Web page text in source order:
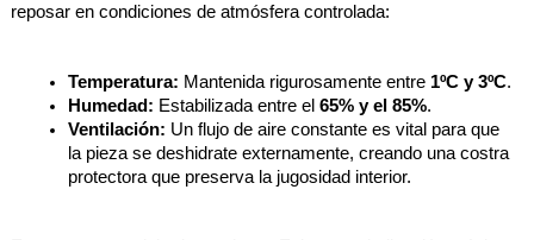
reposar en condiciones de atmósfera controlada:
Temperatura: Mantenida rigurosamente entre 1ºC y 3ºC.
Humedad: Estabilizada entre el 65% y el 85%.
Ventilación: Un flujo de aire constante es vital para que
la pieza se deshidrate externamente, creando una costra
protectora que preserva la jugosidad interior.